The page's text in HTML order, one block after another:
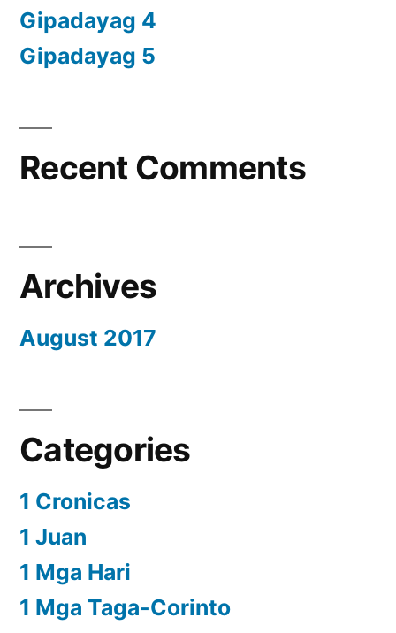
Gipadayag 4
Gipadayag 5
Recent Comments
Archives
August 2017
Categories
1 Cronicas
1 Juan
1 Mga Hari
1 Mga Taga-Corinto